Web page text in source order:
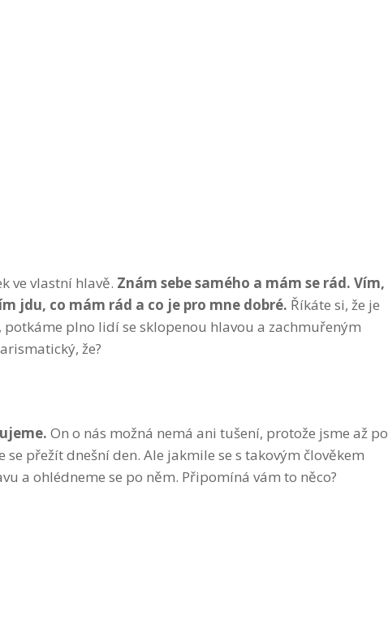
ve vlastní hlavě. Znám sebe samého a mám se rád. Vím,
jdu, co mám rád a co je pro mne dobré. Říkáte si, že je
plno lidí se sklopenou hlavou a zachmuřeným
že?
On o nás možná nemá ani tušení, protože jsme až po
přežít dnešní den. Ale jakmile se s takovým člověkem
a ohlédneme se po něm. Připomíná vám to něco?